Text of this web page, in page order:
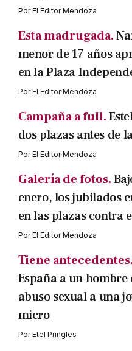
PorEl Editor Mendoza
Esta madrugada.
menor de 17 años
en la Plaza
PorEl Editor Mendoza
Campaña a full.
dos plazas antes de
PorEl Editor Mendoza
Galería de fotos.
enero, los jubilados
en las plazas contra
PorEl Editor Mendoza
Tiene antecedentes.
España a un
abuso sexual a una
micro
PorEtel Pringles